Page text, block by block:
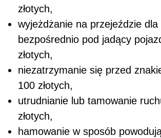
złotych,
wyjeżdżanie na przejeździe
bezpośrednio pod jadący
złotych,
niezatrzymanie się przed
100 złotych,
utrudnianie lub tamowanie
złotych,
hamowanie w sposób